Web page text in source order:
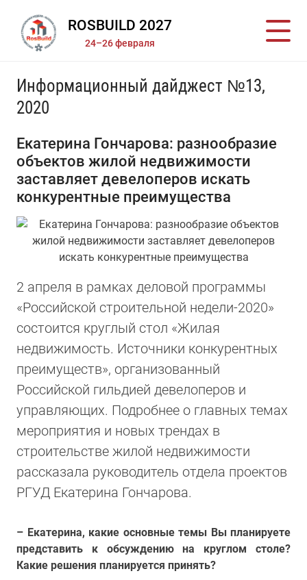
ROSBUILD 2027
24–26 февраля
Информационный дайджест №13,
2020
Екатерина Гончарова: разнообразие
объектов жилой недвижимости
заставляет девелоперов искать
конкурентные преимущества
2 апреля в рамках деловой программы
«Российской строительной недели-2020»
состоится круглый стол «Жилая
недвижимость. Источники конкурентных
преимуществ», организованный
Российской гильдией девелоперов и
управляющих. Подробнее о главных темах
мероприятия и новых трендах в
строительстве жилой недвижимости
рассказала руководитель отдела проектов
РГУД Екатерина Гончарова.
– Екатерина, какие основные темы Вы планируете
представить к обсуждению на круглом столе?
Какие решения планируется принять?